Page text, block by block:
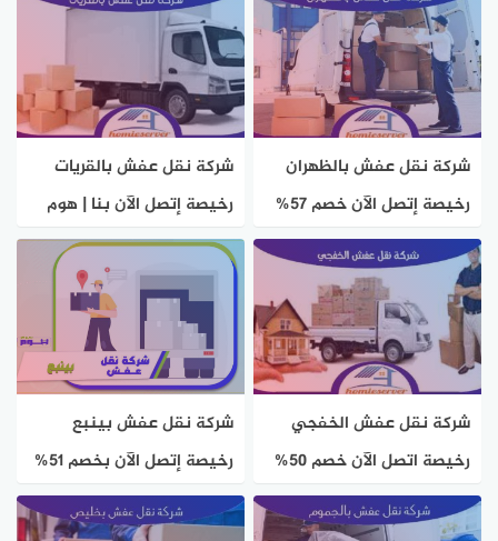
شركة نقل عفش بالظهران
رخيصة إتصل الآن خصم 57%
هوم سيرفر
شركة نقل عفش بالقريات
رخيصة إتصل الآن بنا | هوم
سيرفر
شركة نقل عفش الخفجي
رخيصة اتصل الآن خصم 50%
هوم سيرفر
شركة نقل عفش بينبع
رخيصة إتصل الآن بخصم 51%
هوم سيرفر